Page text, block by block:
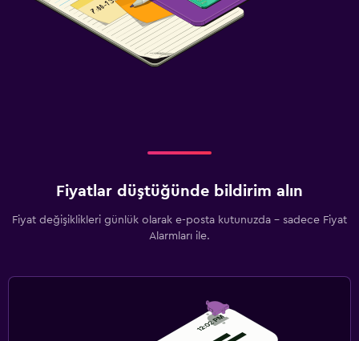
Fiyatlar düştüğünde bildirim alın
Fiyat değişiklikleri günlük olarak e-posta kutunuzda - sadece Fiyat
Alarmları ile.